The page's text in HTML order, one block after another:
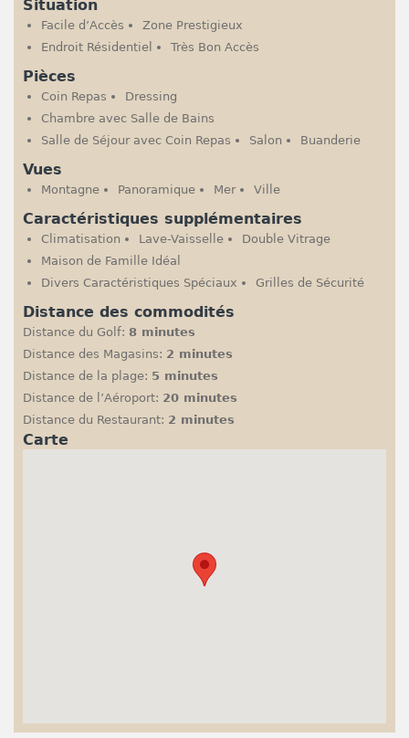
Situation
Facile d’Accès
Zone Prestigieux
Endroit Résidentiel
Très Bon Accès
Pièces
Coin Repas
Dressing
Chambre avec Salle de Bains
Salle de Séjour avec Coin Repas
Salon Buanderie
Vues
Montagne Panoramique Mer Ville
Caractéristiques supplémentaires
Climatisation Lave-Vaisselle
Double Vitrage
Maison de Famille Idéal
Divers Caractéristiques Spéciaux
Grilles de Sécurité
Distance des commodités
Distance du Golf: 8 minutes
Distance des Magasins: 2 minutes
Distance de la plage: 5 minutes
Distance de l’Aéroport: 20 minutes
Distance du Restaurant: 2 minutes
Carte